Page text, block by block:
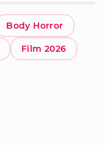
Body Horror
Film 2026